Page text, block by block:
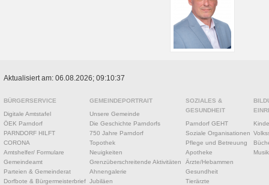
Aktualisiert am: 06.08.2026; 09:10:37
BÜRGERSERVICE
Digitale Amtstafel
ÖEK Parndorf
PARNDORF HILFT
CORONA
Amtshelfer/ Formulare
Gemeindeamt
Parteien & Gemeinderat
Dorfbote & Bürgermeisterbrief
GEMEINDEPORTRAIT
Unsere Gemeinde
Die Geschichte Parndorfs
750 Jahre Parndorf
Topothek
Neuigkeiten
Grenzüberschreitende Aktivitäten
Ahnengalerie
Jubiläen
SOZIALES &
GESUNDHEIT
Parndorf GEHT
Soziale Organisationen
Pflege und Betreuung
Apotheke
Ärzte/Hebammen
Gesundheit
Tierärzte